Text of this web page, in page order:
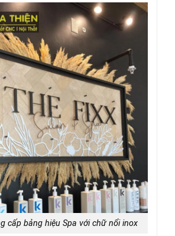
cấp bảng hiệu Spa với chữ nổi inox